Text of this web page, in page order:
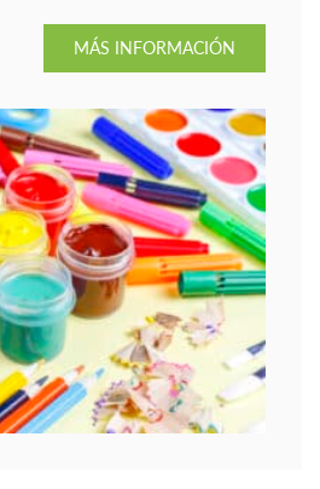
MÁS INFORMACIÓN